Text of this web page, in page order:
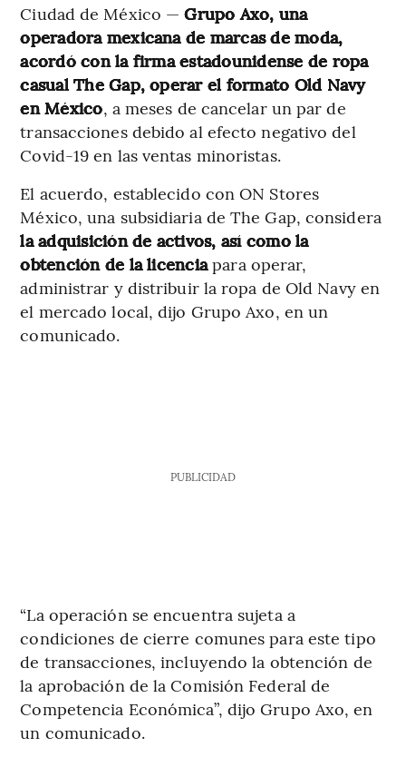
Ciudad de México —Grupo Axo, una
operadora mexicana de marcas de moda,
acordó con la firma estadounidense de ropa
casual The Gap, operar el formato Old Navy
en México, a meses de cancelar un par de
transacciones debido al efecto negativo del
Covid-19 en las ventas minoristas.
El acuerdo, establecido con ON Stores
México, una subsidiaria de The Gap, considera
la adquisición de activos, así como la
obtención de la licenciapara operar,
administrar y distribuir la ropa de Old Navy en
el mercado local, dijo Grupo Axo, en un
comunicado.
PUBLICIDAD
“La operación se encuentra sujeta a
condiciones de cierre comunes para este tipo
de transacciones, incluyendo la obtención de
la aprobación de la Comisión Federal de
Competencia Económica”, dijo Grupo Axo, en
un comunicado.